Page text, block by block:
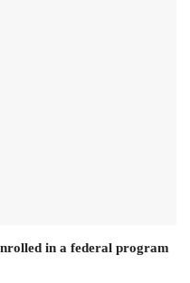
in a federal program